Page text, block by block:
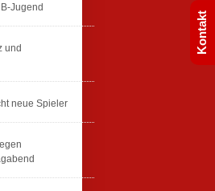
Jugend
und
neue Spieler
Kontakt